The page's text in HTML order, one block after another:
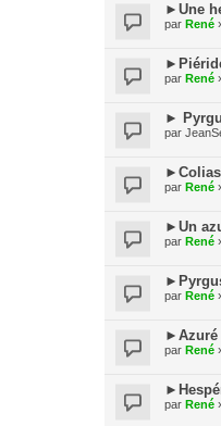
►Une
par René
par René
►
par
par René
►Un
par René
par René
►Azuré
par René
par René